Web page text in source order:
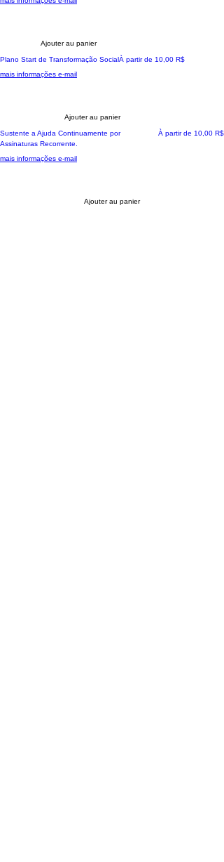
Ajouter au panier
A sua jornada transformadora
Plano Start de Transformação SocialÀ partir de 10,00 R$
Prix promotionnel
mais informações e-mail
Ajouter au panier
Ação Colaborativa
Sustente a Ajuda Continuamente por
Assinaturas Recorrente.
À partir de 10,00 R$
Prix promotionnel
mais informações e-mail
Ajouter au panier